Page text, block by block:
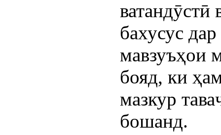
ватандӯстӣ
бахусус
мавзуъҳои
бояд, ки
мазкур
бошанд.